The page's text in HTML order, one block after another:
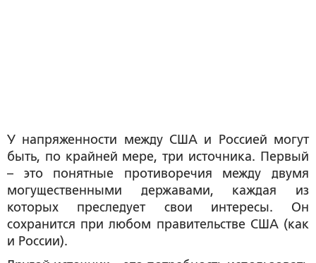
У напряженности между США и Россией могут
быть, по крайней мере, три источника. Первый
– это понятные противоречия между двумя
могущественными державами, каждая из
которых преследует свои интересы. Он
сохранится при любом правительстве США (как
и России).